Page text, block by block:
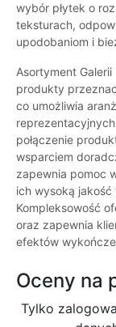
wybór płytek o
teksturach,
upodobaniom i
Asortyment
produkty
co umożliwia
połączenie
wsparciem
zapewnia pomoc
ich wysoką
Kompleksowość
oraz zapewnia
efektów
Oceny na
Tylko